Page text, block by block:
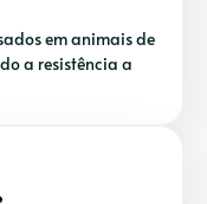
em animais de
a resistência a